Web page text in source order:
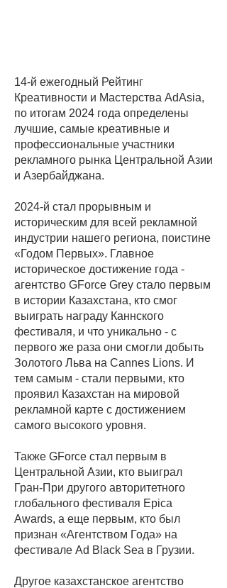
14-й ежегодный Рейтинг
Креативности и Мастерства AdAsia,
по итогам 2024 года определены
лучшие, самые креативные и
профессиональные участники
рекламного рынка Центральной Азии
и Азербайджана.
2024-й стал прорывным и
историческим для всей рекламной
индустрии нашего региона, поистине
«Годом Первых». Главное
историческое достижение года -
агентство GForce Grey стало первым
в истории Казахстана, кто смог
выиграть награду Каннского
фестиваля, и что уникально - с
первого же раза они смогли добыть
Золотого Льва на Cannes Lions. И
тем самым - стали первыми, кто
проявил Казахстан на мировой
рекламной карте с достижением
самого высокого уровня.
Также GForce стал первым в
Центральной Азии, кто выиграл
Гран-При другого авторитетного
глобального фестиваля Epica
Awards, а еще первым, кто был
признан «Агентством Года» на
фестивале Ad Black Sea в Грузии.
Другое казахстанское агентство